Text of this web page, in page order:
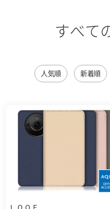
すべて
人気順 新着順